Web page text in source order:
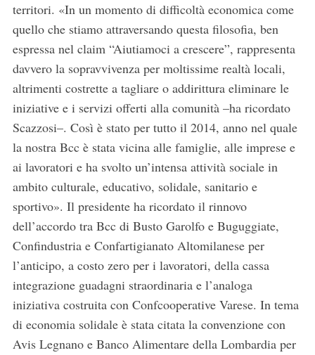
territori. «In un momento di difficoltà economica come
quello che stiamo attraversando questa filosofia, ben
espressa nel claim “Aiutiamoci a crescere”, rappresenta
davvero la sopravvivenza per moltissime realtà locali,
altrimenti costrette a tagliare o addirittura eliminare le
iniziative e i servizi offerti alla comunità –ha ricordato
Scazzosi–. Così è stato per tutto il 2014, anno nel quale
la nostra Bcc è stata vicina alle famiglie, alle imprese e
ai lavoratori e ha svolto un’intensa attività sociale in
ambito culturale, educativo, solidale, sanitario e
sportivo». Il presidente ha ricordato il rinnovo
dell’accordo tra Bcc di Busto Garolfo e Buguggiate,
Confindustria e Confartigianato Altomilanese per
l’anticipo, a costo zero per i lavoratori, della cassa
integrazione guadagni straordinaria e l’analoga
iniziativa costruita con Confcooperative Varese. In tema
di economia solidale è stata citata la convenzione con
Avis Legnano e Banco Alimentare della Lombardia per